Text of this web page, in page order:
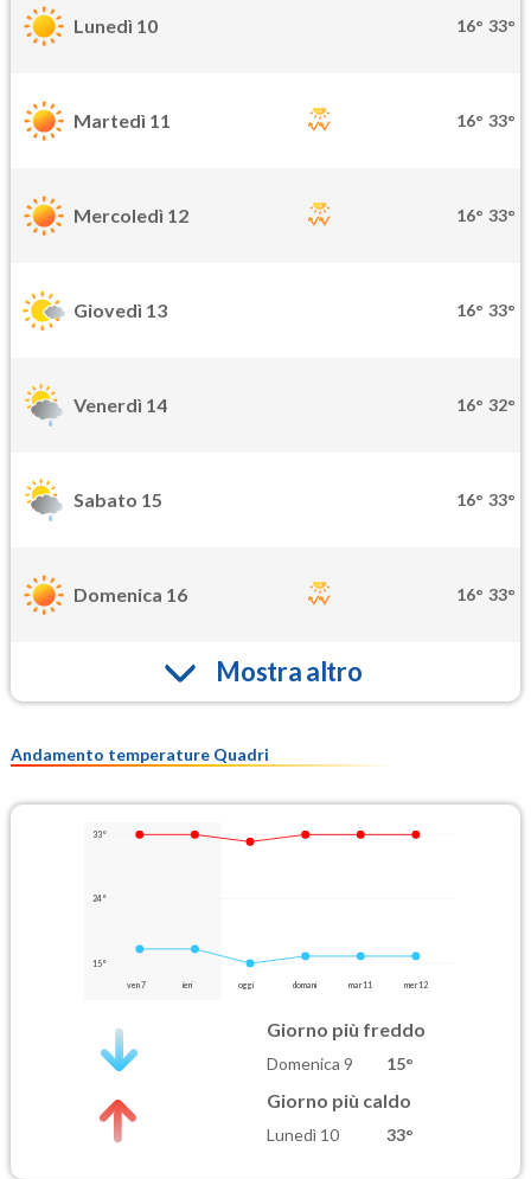
Lunedì 10 16° 33°
Martedì 11 16° 33°
Mercoledì 12 16° 33°
Giovedì 13 16° 33°
Venerdì 14 16° 32°
Sabato 15 16° 33°
Domenica 16 16° 33°
Mostra altro
Andamento temperature Quadri
33°
24°
15°
ven 7 ieri oggi domani mar 11 mer 12
Giorno più freddo
Domenica 9 15°
Giorno più caldo
Lunedì 10 33°